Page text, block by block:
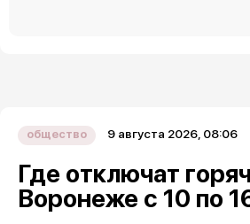
общество 9 августа 2026, 08:06
Где отключат
Воронеже с 10 по